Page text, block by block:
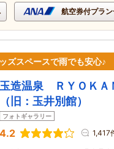
航空券付プラ
ズスペースで雨でも安心♪
玉造温泉 ＲＹＯＫＡ
（旧：玉井別館）
フォトギャラリー
4.2 1,417